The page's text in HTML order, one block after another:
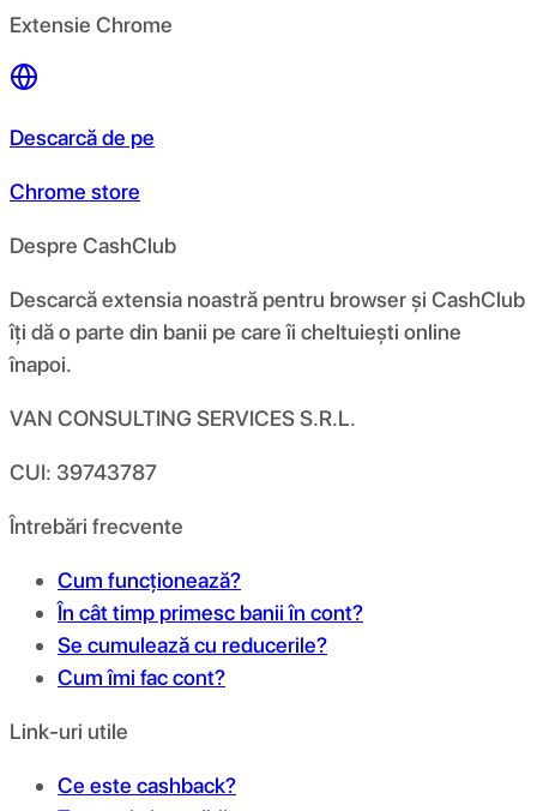
Extensie Chrome
Descarcă de pe
Chrome store
Despre CashClub
Descarcă extensia noastră pentru browser și CashClub
îți dă o parte din banii pe care îi cheltuiești online
înapoi.
VAN CONSULTING SERVICES S.R.L.
CUI: 39743787
Întrebări frecvente
Cum funcționează?
În cât timp primesc banii în cont?
Se cumulează cu reducerile?
Cum îmi fac cont?
Link-uri utile
Ce este cashback?